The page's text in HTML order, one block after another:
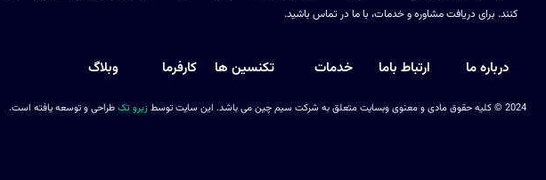
کنند. برای دریافت مشاوره و خدمات، با ما در تماس باشید.
درباره ما ارتباط باما خدمات تکنسین ها کارفرما وبلاگ
2024 © کلیه حقوق مادی و معنوی وبسایت متعلق به شرکت سیم چین می باشد. این سایت توسط زیرو تکطراحی و توسعه یافته است.